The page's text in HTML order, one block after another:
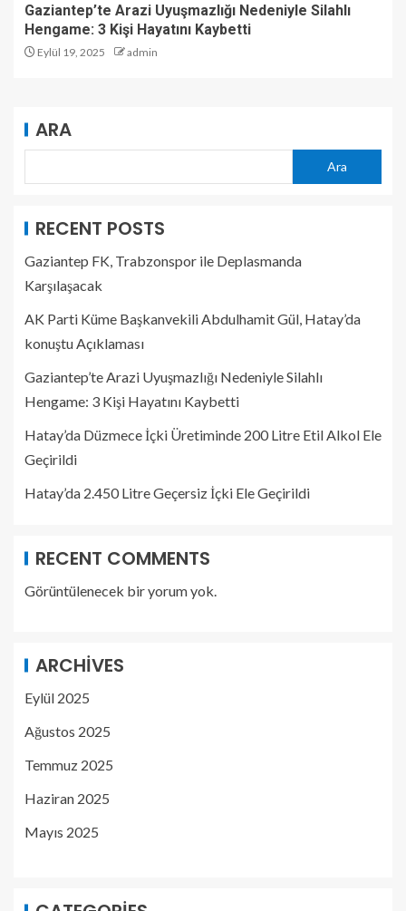
Gaziantep’te Arazi Uyuşmazlığı Nedeniyle Silahlı
Hengame: 3 Kişi Hayatını Kaybetti
Eylül 19, 2025 admin
ARA
Ara
RECENT POSTS
Gaziantep FK, Trabzonspor ile Deplasmanda
Karşılaşacak
AK Parti Küme Başkanvekili Abdulhamit Gül, Hatay’da
konuştu Açıklaması
Gaziantep’te Arazi Uyuşmazlığı Nedeniyle Silahlı
Hengame: 3 Kişi Hayatını Kaybetti
Hatay’da Düzmece İçki Üretiminde 200 Litre Etil Alkol Ele
Geçirildi
Hatay’da 2.450 Litre Geçersiz İçki Ele Geçirildi
RECENT COMMENTS
Görüntülenecek bir yorum yok.
ARCHIVES
Eylül 2025
Ağustos 2025
Temmuz 2025
Haziran 2025
Mayıs 2025